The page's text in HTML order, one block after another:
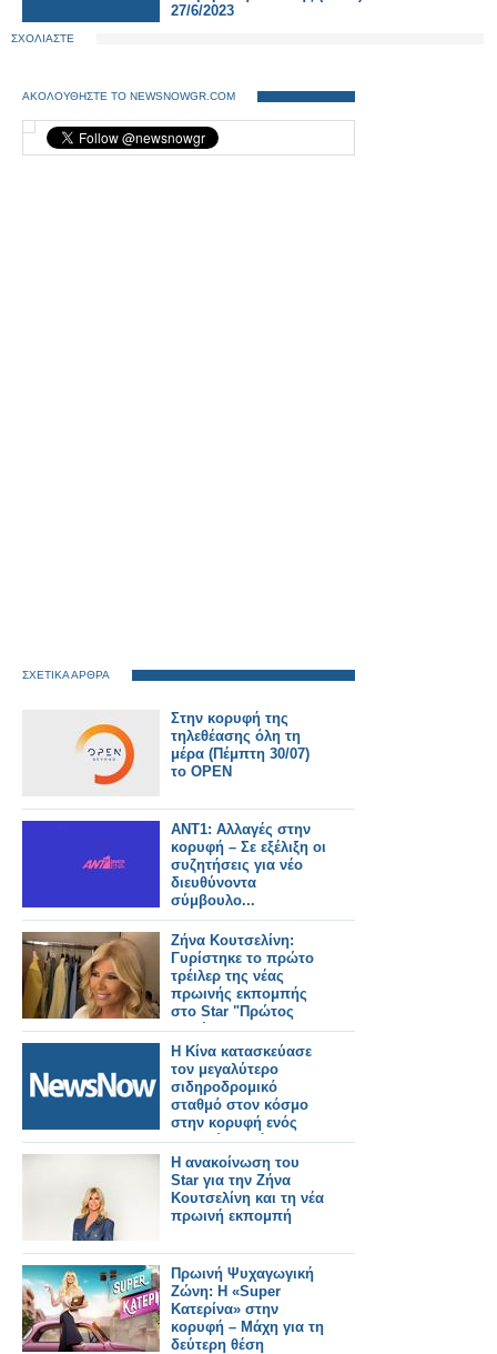
27/6/2023
ΣΧΟΛΙΑΣΤΕ
ΑΚΟΛΟΥΘΗΣΤΕ ΤΟ NEWSNOWGR.COM
ΣΧΕΤΙΚΑ ΑΡΘΡΑ
Στην κορυφή της
τηλεθέασης όλη τη
μέρα (Πέμπτη 30/07)
το OPEN
ΑΝΤ1: Αλλαγές στην
κορυφή – Σε εξέλιξη οι
συζητήσεις για νέο
διευθύνοντα
σύμβουλο...
Ζήνα Κουτσελίνη:
Γυρίστηκε το πρώτο
τρέιλερ της νέας
πρωινής εκπομπής
στο Star "Πρώτος
Καφές"
Η Κίνα κατασκεύασε
τον μεγαλύτερο
σιδηροδρομικό
σταθμό στον κόσμο
στην κορυφή ενός
βουνού σε μόλις 38
μήνες!
Η ανακοίνωση του
Star για την Ζήνα
Κουτσελίνη και τη νέα
πρωινή εκπομπή
Πρωινή Ψυχαγωγική
Ζώνη: Η «Super
Κατερίνα» στην
κορυφή – Μάχη για τη
δεύτερη θέση